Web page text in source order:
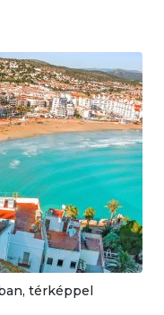
térképpel